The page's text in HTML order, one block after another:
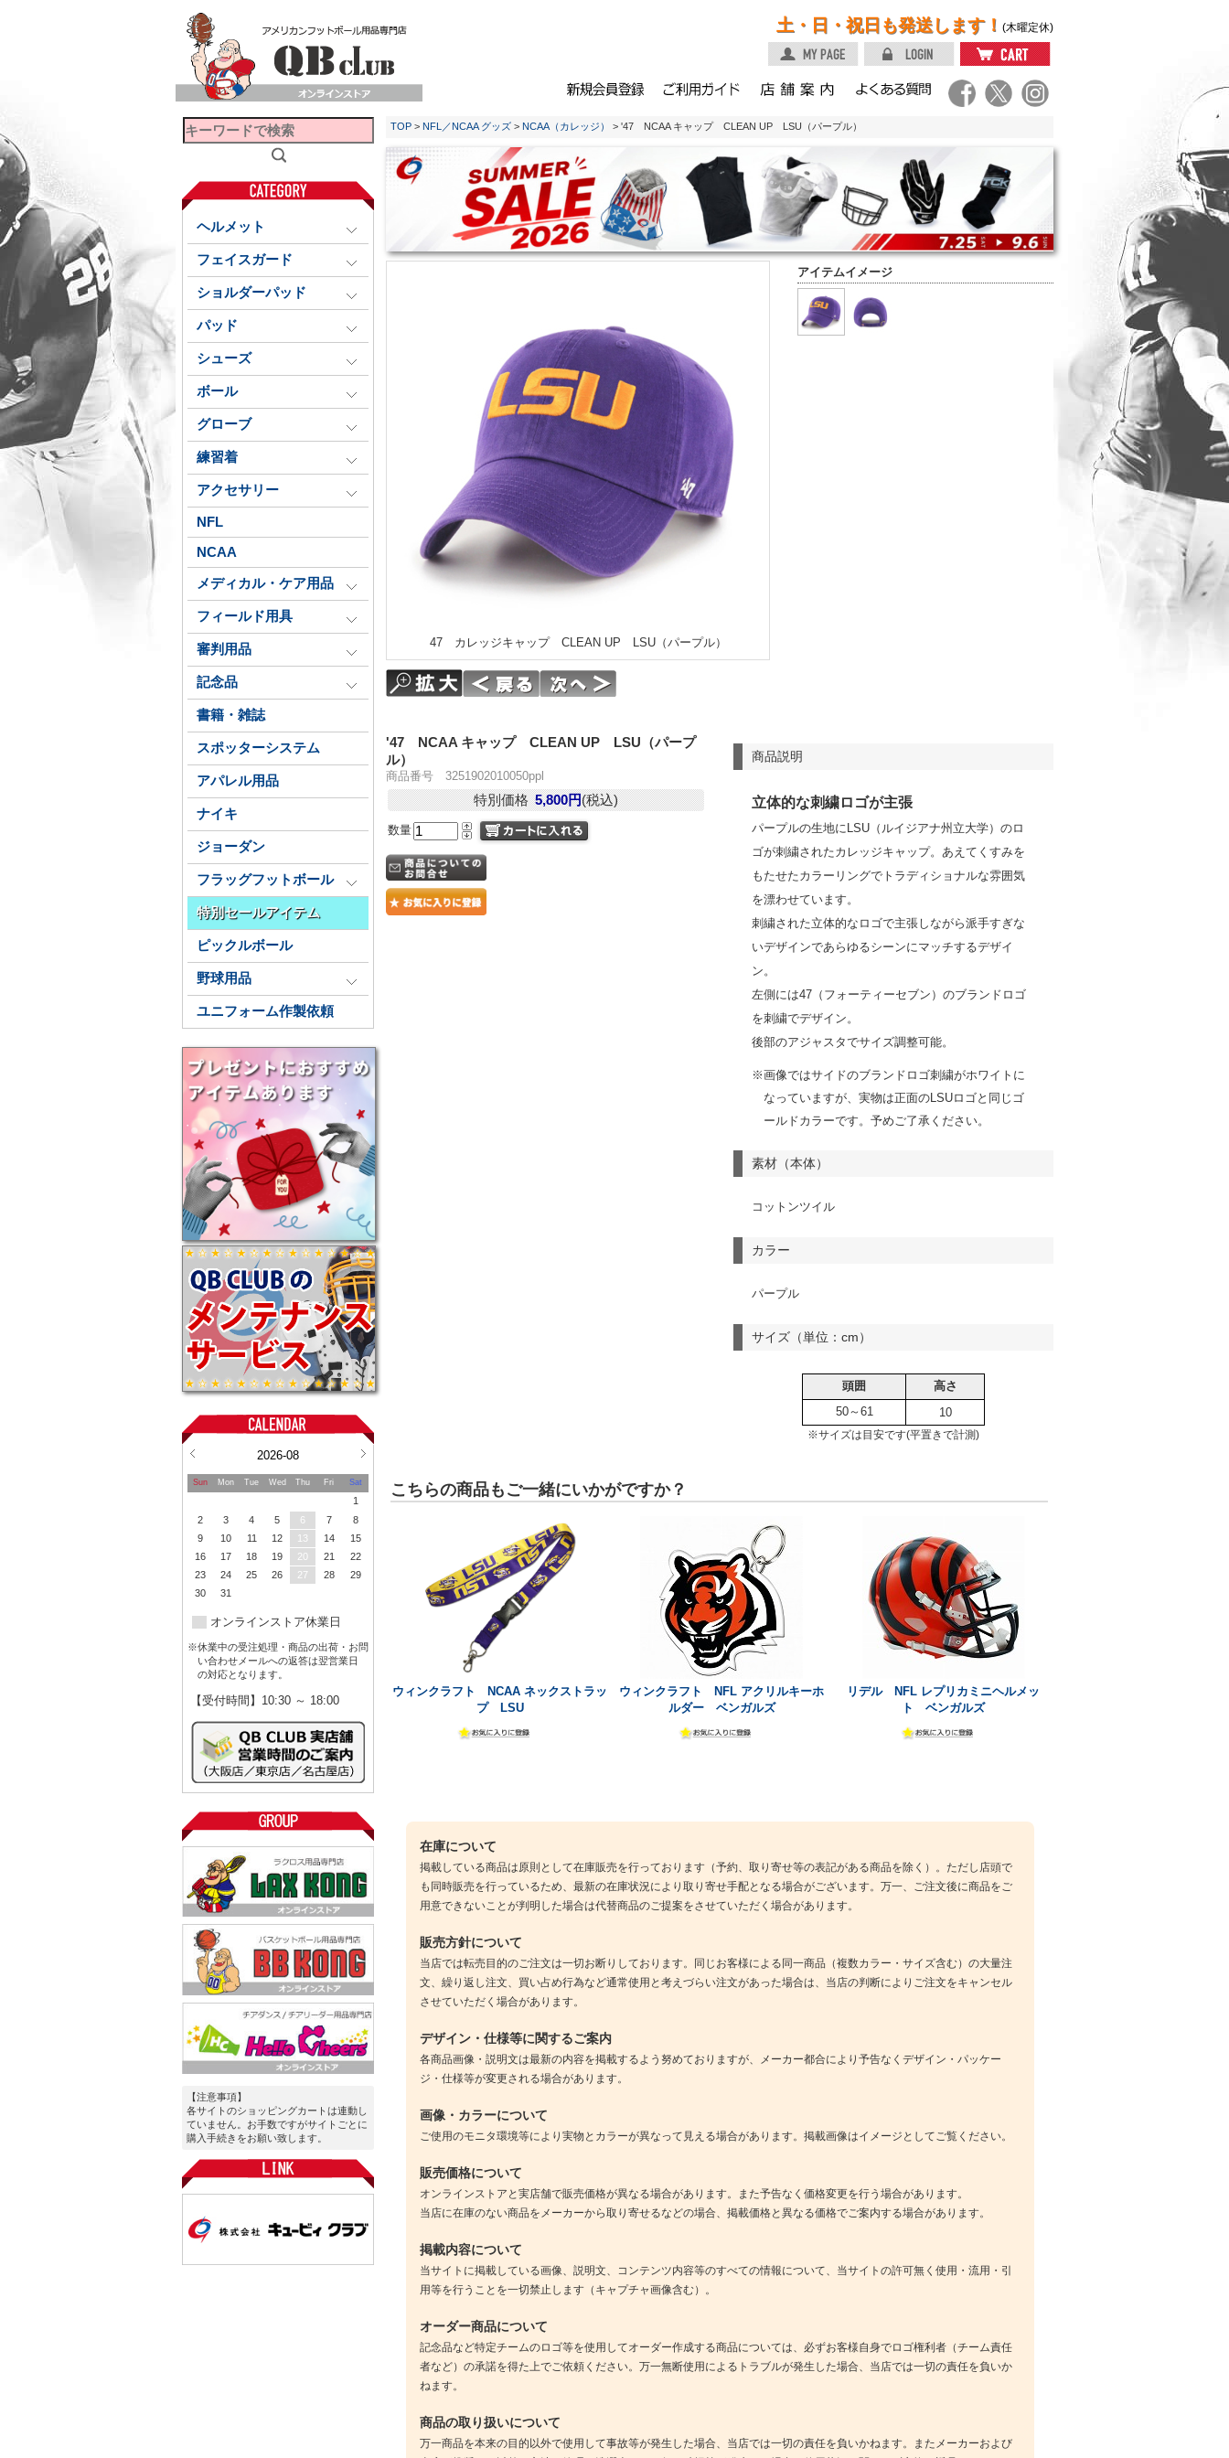
土・日・祝日も発送します！ (木曜定休)
ヘルメット
フェイスガード
ショルダーパッド
パッド
シューズ
ボール
グローブ
練習着
アクセサリー
NFL
NCAA
メディカル・ケア用品
フィールド用具
審判用品
記念品
書籍・雑誌
スポッターシステム
アパレル用品
ナイキ
ジョーダン
フラッグフットボール
特別セールアイテム
ピックルボール
野球用品
ユニフォーム作製依頼
2026-08
Sun Mon Tue Wed Thu Fri Sat
1
2
3 4 5 6 7
8
9
10 11 12 13 14
15
16
17 18 19 20 21
22
23
24 25 26 27 28
29
30
31
オンラインストア休業日
※休業中の受注処理・商品の出荷・お問
い合わせメールへの返答は翌営業日
の対応となります。
【受付時間】10:30 ～ 18:00
【注意事項】
各サイトのショッピングカートは連動し
ていません。お手数ですがサイトごとに
購入手続きをお願い致します。
TOP > NFL／NCAA グッズ > NCAA（カレッジ） > '47 NCAA キャップ CLEAN UP LSU（パープル）
アイテムイメージ
47 カレッジキャップ CLEAN UP LSU（パープル）
商品説明
立体的な刺繍ロゴが主張
パープルの生地にLSU（ルイジアナ州立大学）のロ
ゴが刺繍されたカレッジキャップ。あえてくすみを
もたせたカラーリングでトラディショナルな雰囲気
を漂わせています。
刺繍された立体的なロゴで主張しながら派手すぎな
いデザインであらゆるシーンにマッチするデザイ
ン。
左側には47（フォーティーセブン）のブランドロゴ
を刺繍でデザイン。
後部のアジャスタでサイズ調整可能。
※画像ではサイドのブランドロゴ刺繍がホワイトに
なっていますが、実物は正面のLSUロゴと同じゴ
ールドカラーです。予めご了承ください。
素材（本体）
コットンツイル
カラー
パープル
サイズ（単位：cm）
頭囲
高さ
50～61
10
※サイズは目安です(平置きで計測)
'47 NCAA キャップ CLEAN UP LSU（パープ
ル）
商品番号 3251902010050ppl
特別価格 5,800円(税込)
数量
こちらの商品もご一緒にいかがですか？
ウィンクラフト NCAA ネックストラッ
プ LSU
ウィンクラフト NFL アクリルキーホ
ルダー ベンガルズ
リデル NFL レプリカミニヘルメッ
ト ベンガルズ
在庫について
掲載している商品は原則として在庫販売を行っております（予約、取り寄せ等の表記がある商品を除く）。ただし店頭で
も同時販売を行っているため、最新の在庫状況により取り寄せ手配となる場合がございます。万一、ご注文後に商品をご
用意できないことが判明した場合は代替商品のご提案をさせていただく場合があります。
販売方針について
当店では転売目的のご注文は一切お断りしております。同じお客様による同一商品（複数カラー・サイズ含む）の大量注
文、繰り返し注文、買い占め行為など通常使用と考えづらい注文があった場合は、当店の判断によりご注文をキャンセル
させていただく場合があります。
デザイン・仕様等に関するご案内
各商品画像・説明文は最新の内容を掲載するよう努めておりますが、メーカー都合により予告なくデザイン・パッケー
ジ・仕様等が変更される場合があります。
画像・カラーについて
ご使用のモニタ環境等により実物とカラーが異なって見える場合があります。掲載画像はイメージとしてご覧ください。
販売価格について
オンラインストアと実店舗で販売価格が異なる場合があります。また予告なく価格変更を行う場合があります。
当店に在庫のない商品をメーカーから取り寄せるなどの場合、掲載価格と異なる価格でご案内する場合があります。
掲載内容について
当サイトに掲載している画像、説明文、コンテンツ内容等のすべての情報について、当サイトの許可無く使用・流用・引
用等を行うことを一切禁止します（キャプチャ画像含む）。
オーダー商品について
記念品など特定チームのロゴ等を使用してオーダー作成する商品については、必ずお客様自身でロゴ権利者（チーム責任
者など）の承諾を得た上でご依頼ください。万一無断使用によるトラブルが発生した場合、当店では一切の責任を負いか
ねます。
商品の取り扱いについて
万一商品を本来の目的以外で使用して事故等が発生した場合、当店では一切の責任を負いかねます。またメーカーおよび